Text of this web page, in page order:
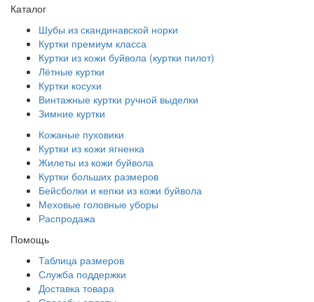
Каталог
Шубы из скандинавской норки
Куртки премиум класса
Куртки из кожи буйвола (куртки пилот)
Лётные куртки
Куртки косухи
Винтажные куртки ручной выделки
Зимние куртки
Кожаные пуховики
Куртки из кожи ягненка
Жилеты из кожи буйвола
Куртки больших размеров
Бейсболки и кепки из кожи буйвола
Меховые головные уборы
Распродажа
Помощь
Таблица размеров
Служба поддержки
Доставка товара